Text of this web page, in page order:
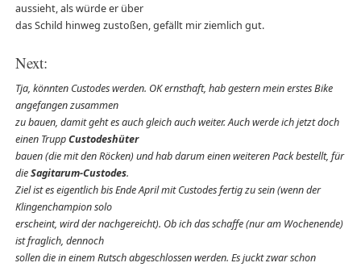
aussieht, als würde er über
das Schild hinweg zustoßen, gefällt mir ziemlich gut.
Next:
Tja, könnten Custodes werden. OK ernsthaft, hab gestern mein erstes Bike
angefangen zusammen
zu bauen, damit geht es auch gleich auch weiter. Auch werde ich jetzt doch
einen TruppCustodeshüter
bauen (die mit den Röcken) und hab darum einen weiteren Pack bestellt, für
dieSagitarum-Custodes.
Ziel ist es eigentlich bis Ende April mit Custodes fertig zu sein (wenn der
Klingenchampion solo
erscheint, wird der nachgereicht). Ob ich das schaffe (nur am Wochenende)
ist fraglich, dennoch
sollen die in einem Rutsch abgeschlossen werden. Es juckt zwar schon